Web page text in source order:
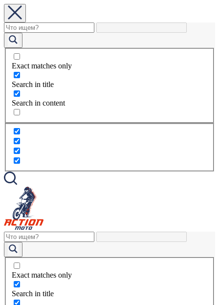
Exact matches only
Search in title
Search in content
Exact matches only
Search in title